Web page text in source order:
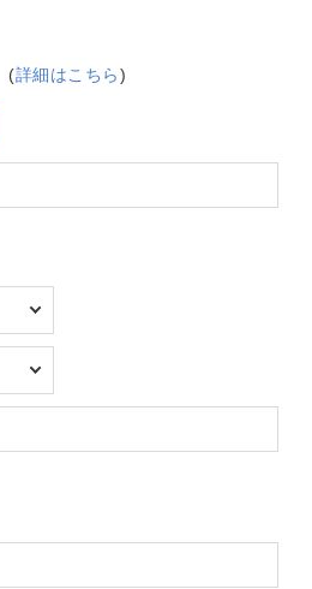
(詳細はこちら)